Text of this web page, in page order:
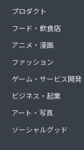
プロダクト
フード・飲食店
アニメ・漫画
ファッション
ゲーム・サービス開発
ビジネス・起業
アート・写真
ソーシャルグッド